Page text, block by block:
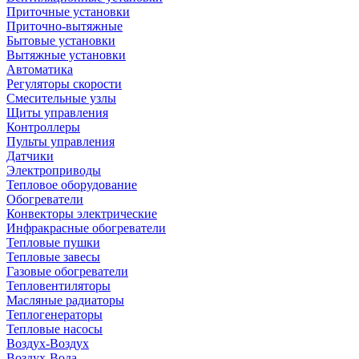
Приточные установки
Приточно-вытяжные
Бытовые установки
Вытяжные установки
Автоматика
Регуляторы скорости
Смесительные узлы
Щиты управления
Контроллеры
Пульты управления
Датчики
Электроприводы
Тепловое оборудование
Обогреватели
Конвекторы электрические
Инфракрасные обогреватели
Тепловые пушки
Тепловые завесы
Газовые обогреватели
Тепловентиляторы
Масляные радиаторы
Теплогенераторы
Тепловые насосы
Воздух-Воздух